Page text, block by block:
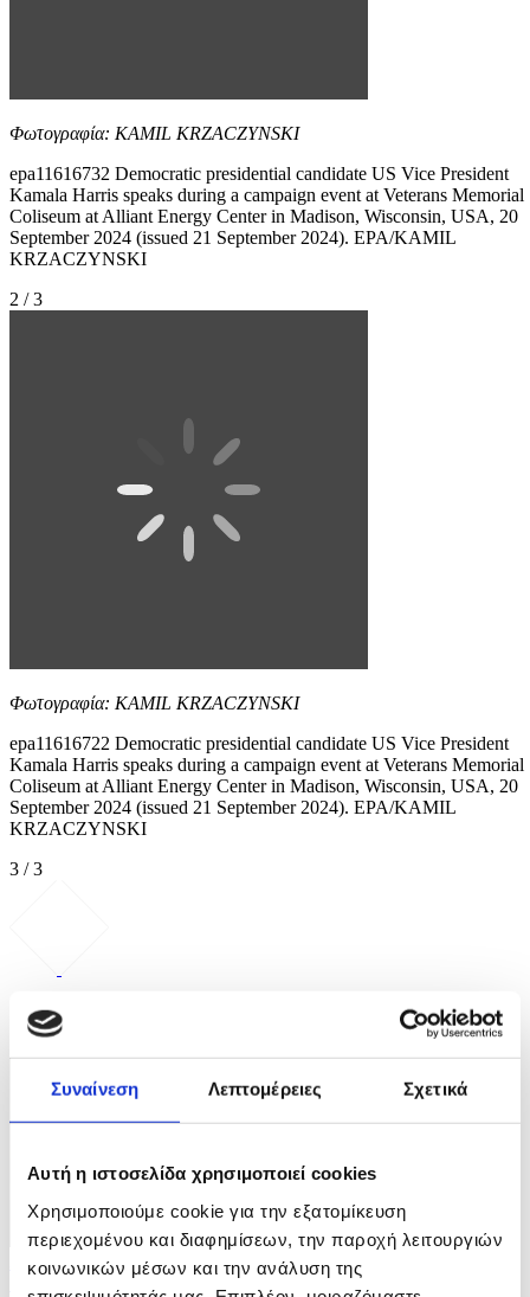
Συναίνεση Λεπτομέρειες Σχετικά
Αυτή η ιστοσελίδα χρησιμοποιεί cookies
Χρησιμοποιούμε cookie για την εξατομίκευση
περιεχομένου και διαφημίσεων, την παροχή λειτουργιών
κοινωνικών μέσων και την ανάλυση της
Φωτογραφία: KAMIL KRZACZYNSKI
epa11616732 Democratic presidential candidate US Vice President
Kamala Harris speaks during a campaign event at Veterans Memorial
Coliseum at Alliant Energy Center in Madison, Wisconsin, USA, 20
September 2024 (issued 21 September 2024). EPA/KAMIL
KRZACZYNSKI
2 / 3
Φωτογραφία: KAMIL KRZACZYNSKI
epa11616722 Democratic presidential candidate US Vice President
Kamala Harris speaks during a campaign event at Veterans Memorial
Coliseum at Alliant Energy Center in Madison, Wisconsin, USA, 20
September 2024 (issued 21 September 2024). EPA/KAMIL
KRZACZYNSKI
3 / 3
ΦΩΤΟ
3 Φωτογραφίες
10/07/2026 15:59